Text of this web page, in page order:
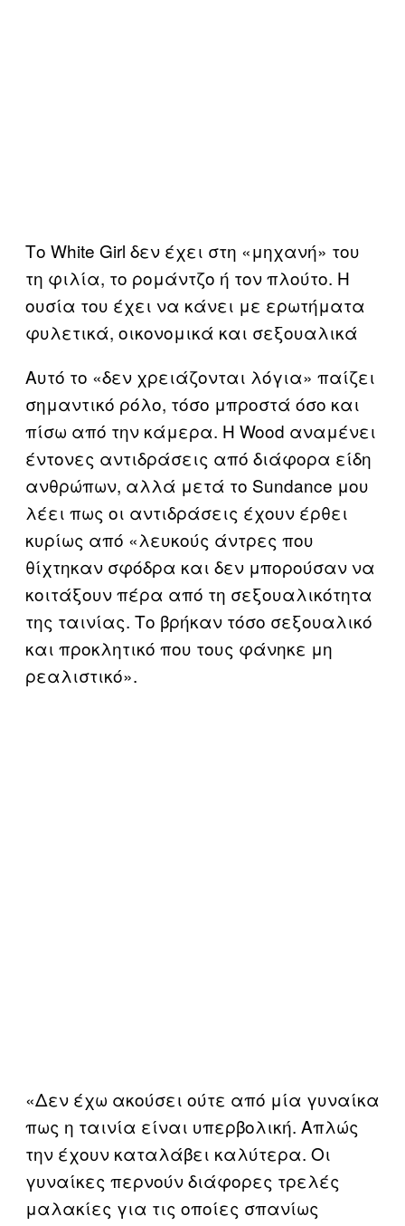
Το White Girl δεν έχει στη «μηχανή» του
τη φιλία, το ρομάντζο ή τον πλούτο. Η
ουσία του έχει να κάνει με ερωτήματα
φυλετικά, οικονομικά και σεξουαλικά
Αυτό το «δεν χρειάζονται λόγια» παίζει
σημαντικό ρόλο, τόσο μπροστά όσο και
πίσω από την κάμερα. Η Wood αναμένει
έντονες αντιδράσεις από διάφορα είδη
ανθρώπων, αλλά μετά το Sundance μου
λέει πως οι αντιδράσεις έχουν έρθει
κυρίως από «λευκούς άντρες που
θίχτηκαν σφόδρα και δεν μπορούσαν να
κοιτάξουν πέρα από τη σεξουαλικότητα
της ταινίας. Το βρήκαν τόσο σεξουαλικό
και προκλητικό που τους φάνηκε μη
ρεαλιστικό».
«Δεν έχω ακούσει ούτε από μία γυναίκα
πως η ταινία είναι υπερβολική. Απλώς
την έχουν καταλάβει καλύτερα. Οι
γυναίκες περνούν διάφορες τρελές
μαλακίες για τις οποίες σπανίως